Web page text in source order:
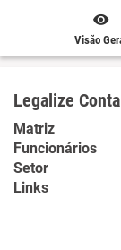
Visão
Legalize
Matriz
Funcionários
Setor
Links